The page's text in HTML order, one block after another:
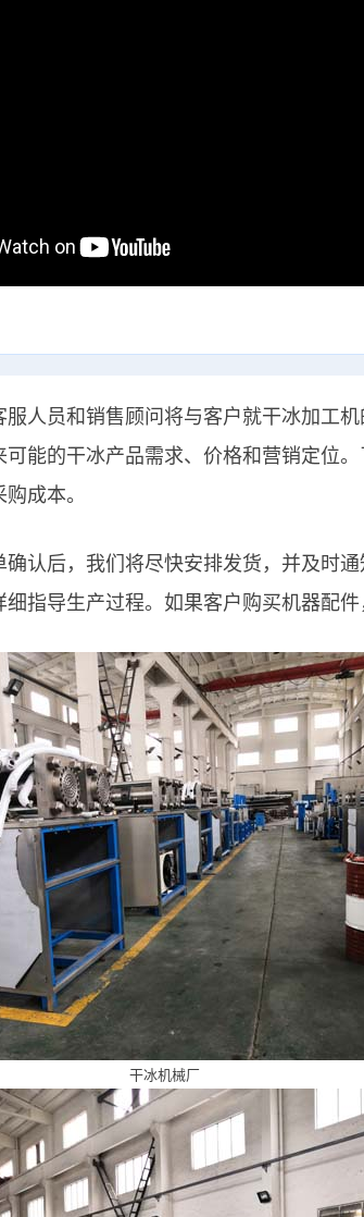
服人员和销售顾问将与客户就干冰加工
可能的干冰产品需求、价格和营销定位
成本。
确认后，我们将尽快安排发货，并及时
指导生产过程。如果客户购买机器配
干冰机械厂